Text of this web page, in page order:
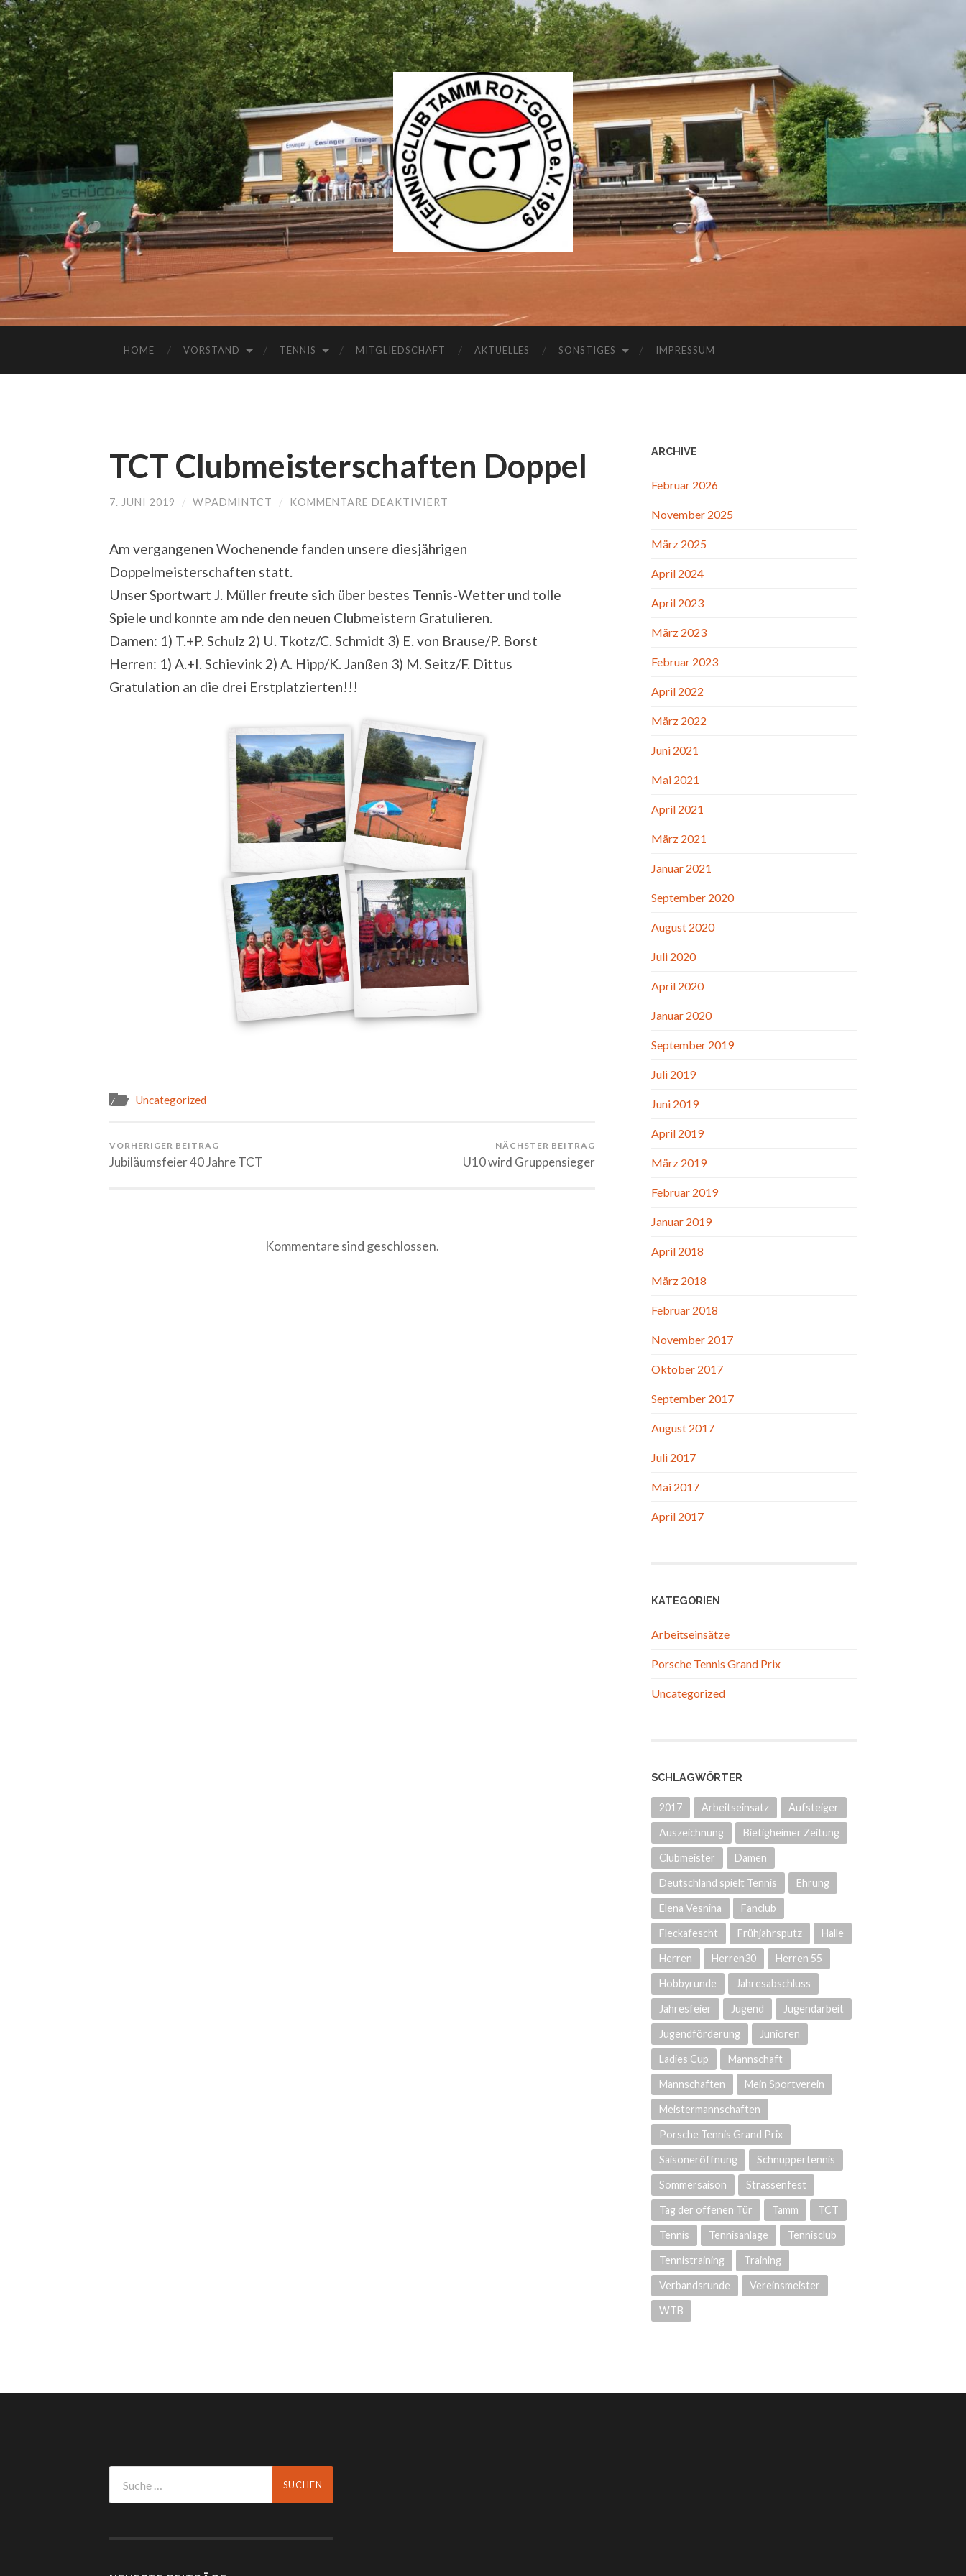
HOME VORSTAND TENNIS MITGLIEDSCHAFT AKTUELLES SONSTIGES IMPRESSUM
TCT Clubmeisterschaften Doppel
7. JUNI 2019 / WPADMINTCT / KOMMENTARE DEAKTIVIERT
Am vergangenen Wochenende fanden unsere diesjährigen
Doppelmeisterschaften statt.
Unser Sportwart J. Müller freute sich über bestes Tennis-Wetter und tolle
Spiele und konnte am nde den neuen Clubmeistern Gratulieren.
Damen: 1) T.+P. Schulz 2) U. Tkotz/C. Schmidt 3) E. von Brause/P. Borst
Herren: 1) A.+I. Schievink 2) A. Hipp/K. Janßen 3) M. Seitz/F. Dittus
Gratulation an die drei Erstplatzierten!!!
Uncategorized
VORHERIGER BEITRAG
Jubiläumsfeier 40 Jahre TCT
NÄCHSTER BEITRAG
U10 wird Gruppensieger
Kommentare sind geschlossen.
ARCHIVE
Februar 2026
November 2025
März 2025
April 2024
April 2023
März 2023
Februar 2023
April 2022
März 2022
Juni 2021
Mai 2021
April 2021
März 2021
Januar 2021
September 2020
August 2020
Juli 2020
April 2020
Januar 2020
September 2019
Juli 2019
Juni 2019
April 2019
März 2019
Februar 2019
Januar 2019
April 2018
März 2018
Februar 2018
November 2017
Oktober 2017
September 2017
August 2017
Juli 2017
Mai 2017
April 2017
KATEGORIEN
Arbeitseinsätze
Porsche Tennis Grand Prix
Uncategorized
SCHLAGWÖRTER
2017 Arbeitseinsatz Aufsteiger
Auszeichnung Bietigheimer Zeitung
Clubmeister Damen
Deutschland spielt Tennis Ehrung
Elena Vesnina Fanclub
Fleckafescht Frühjahrsputz Halle
Herren Herren30 Herren 55
Hobbyrunde Jahresabschluss
Jahresfeier Jugend Jugendarbeit
Jugendförderung Junioren
Ladies Cup Mannschaft
Mannschaften Mein Sportverein
Meistermannschaften
Porsche Tennis Grand Prix
Saisoneröffnung Schnuppertennis
Sommersaison Strassenfest
Tag der offenen Tür Tamm TCT
Tennis Tennisanlage Tennisclub
Tennistraining Training
Verbandsrunde Vereinsmeister
WTB